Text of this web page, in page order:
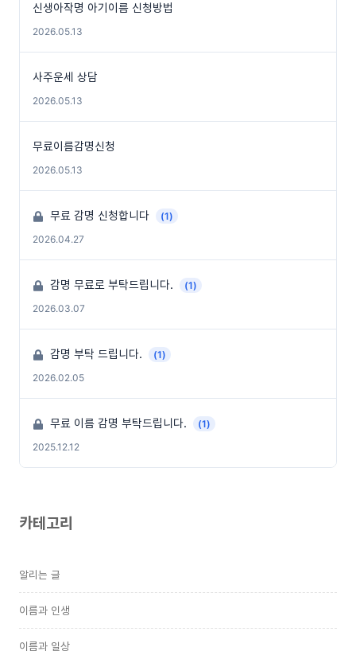
신생아작명 아기이름 신청방법
2026.05.13
사주운세 상담
2026.05.13
무료이름감명신청
2026.05.13
무료 감명 신청합니다
(1)
2026.04.27
감명 무료로 부탁드립니다.
(1)
2026.03.07
감명 부탁 드립니다.
(1)
2026.02.05
무료 이름 감명 부탁드립니다.
(1)
2025.12.12
카테고리
알리는 글
이름과 인생
이름과 일상